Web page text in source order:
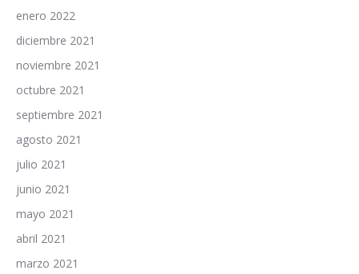
enero 2022
diciembre 2021
noviembre 2021
octubre 2021
septiembre 2021
agosto 2021
julio 2021
junio 2021
mayo 2021
abril 2021
marzo 2021